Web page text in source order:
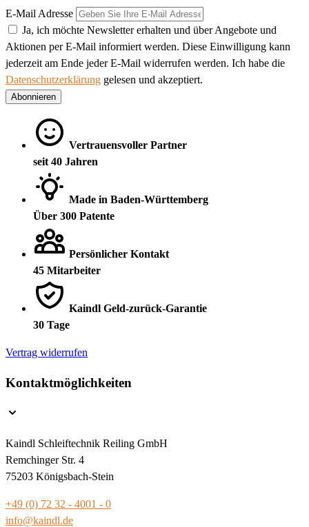
E-Mail Adresse
Ja, ich möchte Newsletter erhalten und über Angebote und
Aktionen per E-Mail informiert werden. Diese Einwilligung kann
jederzeit am Ende jeder E-Mail widerrufen werden. Ich habe die
Datenschutzerklärung gelesen und akzeptiert.
Abonnieren
Vertrauensvoller Partner
seit 40 Jahren
Made in Baden-Württemberg
Über 300 Patente
Persönlicher Kontakt
45 Mitarbeiter
Kaindl Geld-zurück-Garantie
30 Tage
Vertrag widerrufen
Kontaktmöglichkeiten
Kaindl Schleiftechnik Reiling GmbH
Remchinger Str. 4
75203 Königsbach-Stein
+49 (0) 72 32 - 4001 - 0
info@kaindl.de